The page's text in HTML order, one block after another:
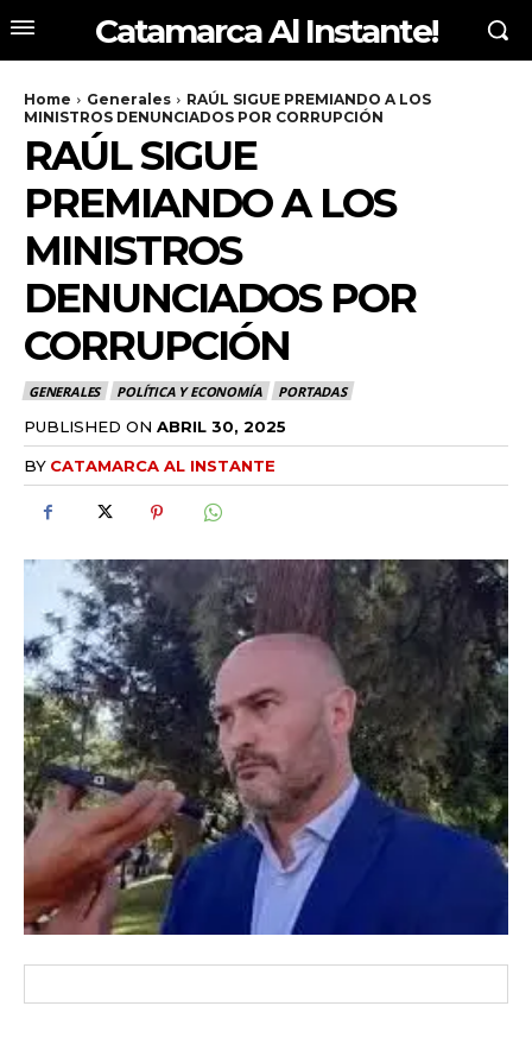
Catamarca Al Instante!
Home Generales
RAÚL SIGUE PREMIANDO A LOS
MINISTROS DENUNCIADOS POR CORRUPCIÓN
RAÚL SIGUE
PREMIANDO A LOS
MINISTROS
DENUNCIADOS POR
CORRUPCIÓN
GENERALES POLÍTICA Y ECONOMÍA PORTADAS
PUBLISHED ON ABRIL 30, 2025
BY CATAMARCA AL INSTANTE